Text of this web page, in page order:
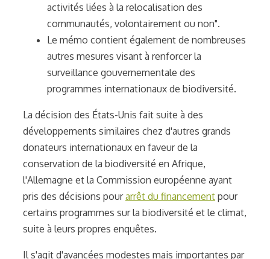
activités liées à la relocalisation des
communautés, volontairement ou non".
Le mémo contient également de nombreuses
autres mesures visant à renforcer la
surveillance gouvernementale des
programmes internationaux de biodiversité.
La décision des États-Unis fait suite à des
développements similaires chez d'autres grands
donateurs internationaux en faveur de la
conservation de la biodiversité en Afrique,
l'Allemagne et la Commission européenne ayant
pris des décisions pourarrêt du financement pour
certains programmes sur la biodiversité et le climat,
suite à leurs propres enquêtes.
Il s'agit d'avancées modestes mais importantes par